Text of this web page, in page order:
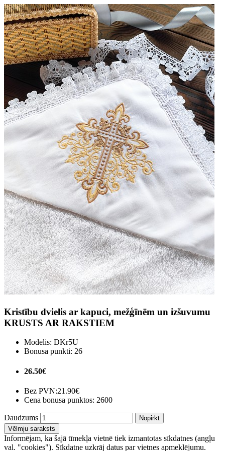
Kristību dvielis ar kapuci, mežģīnēm un izšuvumu
KRUSTS AR RAKSTIEM
Modelis: DKr5U
Bonusa punkti: 26
26.50€
Bez PVN:21.90€
Cena bonusa punktos: 2600
Daudzums
Nopirkt
Vēlmju saraksts
Informējam, ka šajā tīmekļa vietnē tiek izmantotas sīkdatnes (angļu
val. "cookies"). Sīkdatne uzkrāj datus par vietnes apmeklējumu.